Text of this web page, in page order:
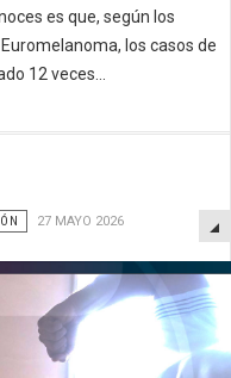
es que, según los
los casos de
12 veces...
27 MAYO 2026